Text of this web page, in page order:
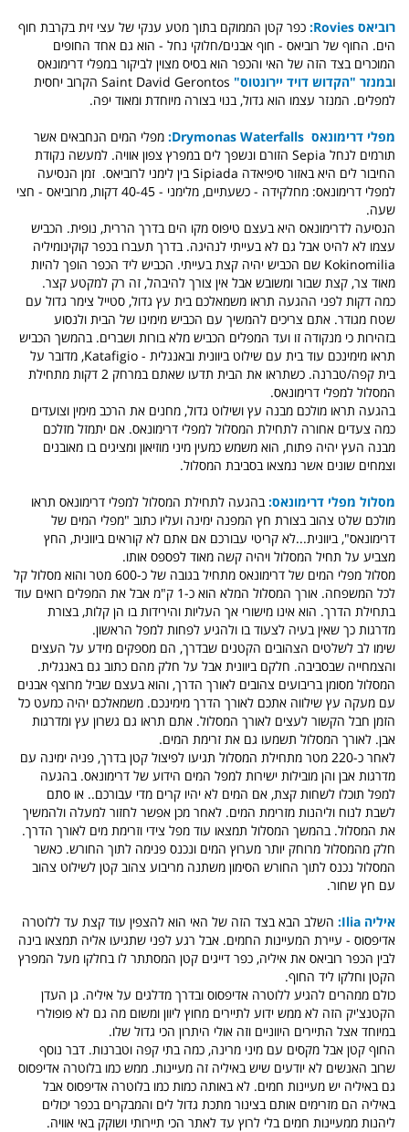
רוביאס Rovies:
כפר קטן הממוקם בתוך מטע ענקי של עצי זית בקרבת חוף
הים. החוף של רוביאס - חוף אבנים/חלוקי נחל - הוא גם אחד החופים
המוכרים בצד הזה של האי והכפר הוא בסיס מצוין לביקור במפלי דרימונאס
ובמנזר "הקדוש דויד יירונטוס" Saint David Gerontos הקרוב יחסית
למפלים. המנזר עצמו הוא גדול, בנוי בצורה מיוחדת ומאוד יפה.
מפלי דרימונאס Drymonas Waterfalls:
מפלי המים הנחבאים אשר
תורמים לנחל Sepia הזורם ונשפך לים במפרץ צפון אוויה. למעשה נקודת
החיבור לים היא באזור סיפיאדה Sipiada בין לימני לרוביאס. זמן הנסיעה
למפלי דרימונאס: מחלקידה - כשעתיים, מלימני - 40-45 דקות, מרוביאס - חצי
שעה.
הנסיעה לדרימונאס היא בעצם טיפוס מקו הים בדרך הררית, נופית. הכביש
עצמו לא להיט אבל גם לא בעייתי לנהיגה. בדרך תעברו בכפר קוקינומיליה
Kokinomilia שם הכביש יהיה קצת בעייתי. הכביש ליד הכפר הופך להיות
מאוד צר, קצת שבור ומשובש אבל אין צורך להיבהל, זה רק למקטע קצר.
כמה דקות לפני ההגעה תראו משמאלכם בית עץ גדול, סטייל צימר גדול עם
שטח מגודר. אתם צריכים להמשיך עם הכביש מימינו של הבית ולנסוע
בזהירות כי מנקודה זו ועד המפלים הכביש מלא בורות ושברים. בהמשך הכביש
תראו מימינכם עוד בית עם שילוט ביוונית ובאנגלית - Katafigio, מדובר על
בית קפה/טברנה. כשתראו את הבית תדעו שאתם במרחק 2 דקות מתחילת
המסלול למפלי דרימונאס.
בהגעה תראו מולכם מבנה עץ ושילוט גדול, מחנים את הרכב מימין וצועדים
כמה צעדים אחורה לתחילת המסלול למפלי דרימונאס. אם יתמזל מזלכם
מבנה העץ יהיה פתוח, הוא משמש כמעין מיני מוזיאון ומציגים בו מאובנים
וצמחים שונים אשר נמצאו בסביבת המסלול.
מסלול מפלי דרימונאס:בהגעה לתחילת המסלול למפלי דרימונאס תראו
מולכם שלט צהוב בצורת חץ המפנה ימינה ועליו כתוב "מפלי המים של
דרימונאס", ביוונית...לא קריטי עבורכם אם אתם לא קוראים ביוונית, החץ
מצביע על תחיל המסלול ויהיה קשה מאוד לפספס אותו.
מסלול מפלי המים של דרימונאס מתחיל בגובה של כ-600 מטר והוא מסלול קל
לכל המשפחה. אורך המסלול המלא הוא כ-1 ק"מ אבל את המפלים רואים עוד
בתחילת הדרך. הוא אינו מישורי אך העליות והירידות בו הן קלות, בצורת
מדרגות כך שאין בעיה לצעוד בו ולהגיע לפחות למפל הראשון.
שימו לב לשלטים הצהובים הקטנים שבדרך, הם מספקים מידע על העצים
והצמחייה שבסביבה. חלקם ביוונית אבל על חלק מהם כתוב גם באנגלית.
המסלול מסומן בריבועים צהובים לאורך הדרך, והוא בעצם שביל מרוצף אבנים
עם מעקה עץ שילווה אתכם לאורך הדרך מימינכם. משמאלכם יהיה כמעט כל
הזמן חבל הקשור לעצים לאורך המסלול. אתם תראו גם גשרון עץ ומדרגות
אבן. לאורך המסלול תשמעו גם את זרימת המים.
לאחר כ-220 מטר מתחילת המסלול תגיעו לפיצול קטן בדרך, פניה ימינה עם
מדרגות אבן והן מובילות ישירות למפל המים הידוע של דרימונאס. בהגעה
למפל תוכלו לשחות קצת, אם המים לא יהיו קרים מדי עבורכם.. או סתם
לשבת לנוח וליהנות מזרימת המים. לאחר מכן אפשר לחזור למעלה ולהמשיך
את המסלול. בהמשך המסלול תמצאו עוד מפל צידי וזרימת מים לאורך הדרך.
חלק מהמסלול מרוחק יותר מערוץ המים ונכנס פנימה לתוך החורש. כאשר
המסלול נכנס לתוך החורש הסימון משתנה מריבוע צהוב קטן לשילוט צהוב
עם חץ שחור.
איליה Ilia:
השלב הבא בצד הזה של האי הוא להצפין עוד קצת עד ללוטרה
אדיפסוס - עיירת המעיינות החמים. אבל רגע לפני שתגיעו אליה תמצאו בינה
לבין הכפר רוביאס את איליה, כפר דייגים קטן המסתתר לו בחלקו מעל המפרץ
הקטן וחלקו ליד החוף.
כולם ממהרים להגיע ללוטרה אדיפסוס ובדרך מדלגים על איליה. גן העדן
הקטנצ'יק הזה לא ממש ידוע לתיירים מחוץ ליוון ומשום מה גם לא פופולרי
במיוחד אצל התיירים היווניים וזה אולי היתרון הכי גדול שלו.
החוף קטן אבל מקסים עם מיני מרינה, כמה בתי קפה וטברנות. דבר נוסף
שרוב האנשים לא יודעים שיש באיליה זה מעיינות. ממש כמו בלוטרה אדיפסוס
גם באיליה יש מעיינות חמים. לא באותה כמות כמו בלוטרה אדיפסוס אבל
באיליה הם מזרימים אותם בצינור מתכת גדול לים והמבקרים בכפר יכולים
ליהנות ממעיינות חמים בלי לרוץ עד לאתר הכי תיירותי ושוקק באי אוויה.